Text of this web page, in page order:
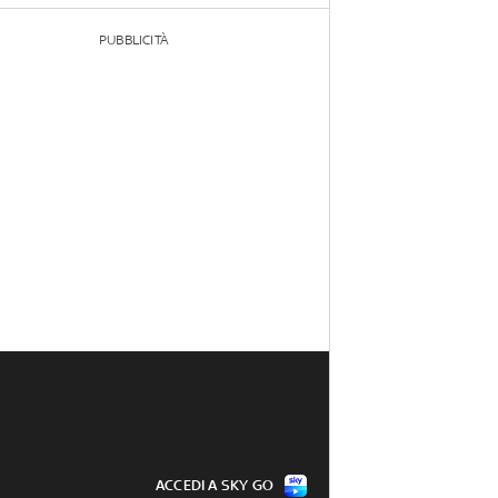
PUBBLICITÀ
ACCEDI A SKY GO